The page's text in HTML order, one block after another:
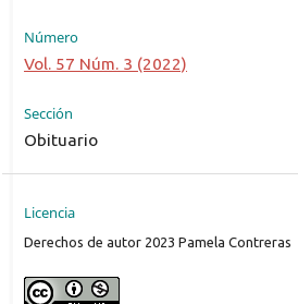
Número
Vol. 57 Núm. 3 (2022)
Sección
Obituario
Licencia
Derechos de autor 2023 Pamela Contreras